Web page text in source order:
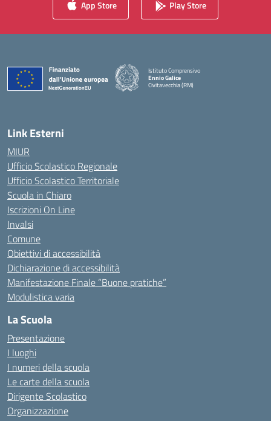
App Store Play Store
Istituto Comprensivo
Ennio Galice
Civitavecchia (RM)
Link Esterni
MIUR
Ufficio Scolastico Regionale
Ufficio Scolastico Territoriale
Scuola in Chiaro
Iscrizioni On Line
Invalsi
Comune
Obiettivi di accessibilità
Dichiarazione di accessibilità
Manifestazione Finale “Buone pratiche”
Modulistica varia
La Scuola
Presentazione
I luoghi
I numeri della scuola
Le carte della scuola
Dirigente Scolastico
Organizzazione